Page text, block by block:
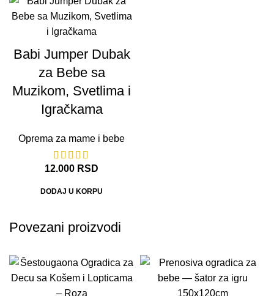
Babi Jumper Dubak
za Bebe sa
Muzikom, Svetlima i
Igračkama
Oprema za mame i bebe
12.000 RSD
DODAJ U KORPU
Povezani proizvodi